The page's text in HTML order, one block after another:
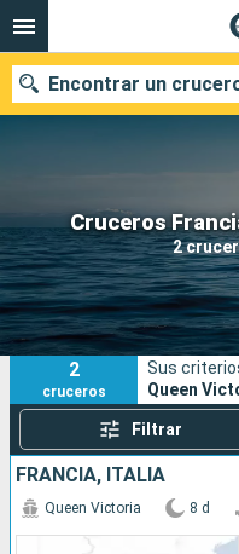
Cruceros
2
Encontrar un
Nuestros destinos
Fecha de salida
Puertos
2
cruceros
Sus
Queen
Filtrar
FRANCIA, ITALIA
Queen Victoria 8 d